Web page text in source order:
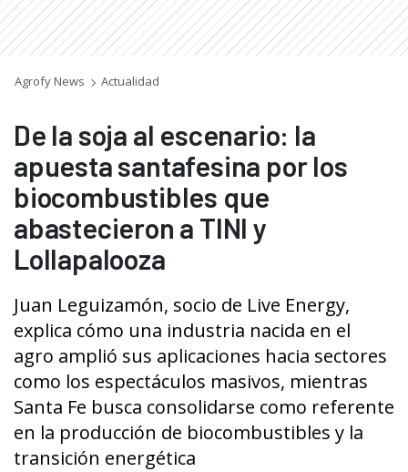
Agrofy News Actualidad
De la soja al escenario: la
apuesta santafesina por los
biocombustibles que
abastecieron a TINI y
Lollapalooza
Juan Leguizamón, socio de Live Energy,
explica cómo una industria nacida en el
agro amplió sus aplicaciones hacia sectores
como los espectáculos masivos, mientras
Santa Fe busca consolidarse como referente
en la producción de biocombustibles y la
transición energética